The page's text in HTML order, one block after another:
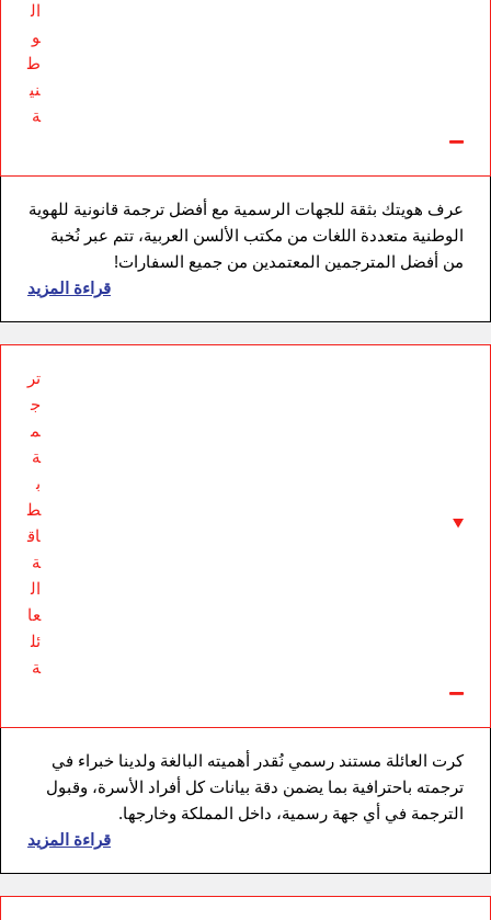
ال
و
ط
ني
ة
عرف هويتك بثقة للجهات الرسمية مع أفضل ترجمة قانونية للهوية
الوطنية متعددة اللغات من مكتب الألسن العربية، تتم عبر نُخبة
من أفضل المترجمين المعتمدين من جميع السفارات!
قراءة المزيد
تر
ج
م
ة
ب
ط
اق
ة
ال
عا
ئل
ة
كرت العائلة مستند رسمي نُقدر أهميته البالغة ولدينا خبراء في
ترجمته باحترافية بما يضمن دقة بيانات كل أفراد الأسرة، وقبول
الترجمة في أي جهة رسمية، داخل المملكة وخارجها.
قراءة المزيد